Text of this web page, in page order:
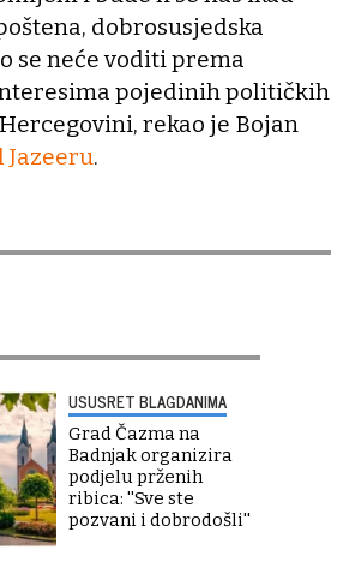
dobrosusjedska
se neće voditi prema
pojedinih političkih
rekao je Bojan
Jazeeru.
USUSRET BLAGDANIMA
Grad Čazma na
Badnjak organizira
podjelu prženih
ribica: ''Sve ste
pozvani i dobrodošli''